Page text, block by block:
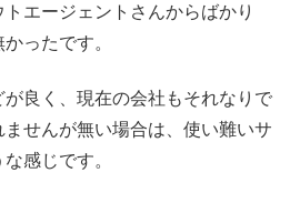
エージェントさんからばかり
ったです。
良く、現在の会社もそれなりで
せんが無い場合は、使い難いサ
感じです。